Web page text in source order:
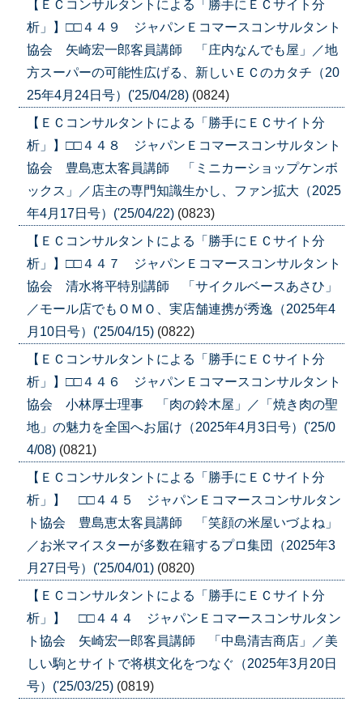
【ＥＣコンサルタントによる「勝手にＥＣサイト分
析」】□□４４９ ジャパンＥコマースコンサルタント
協会 矢崎宏一郎客員講師 「庄内なんでも屋」／地
方スーパーの可能性広げる、新しいＥＣのカタチ（20
25年4月24日号）('25/04/28) (0824)
【ＥＣコンサルタントによる「勝手にＥＣサイト分
析」】□□４４８ ジャパンＥコマースコンサルタント
協会 豊島恵太客員講師 「ミニカーショップケンボ
ックス」／店主の専門知識生かし、ファン拡大（2025
年4月17日号）('25/04/22) (0823)
【ＥＣコンサルタントによる「勝手にＥＣサイト分
析」】□□４４７ ジャパンＥコマースコンサルタント
協会 清水将平特別講師 「サイクルベースあさひ」
／モール店でもＯＭＯ、実店舗連携が秀逸（2025年4
月10日号）('25/04/15) (0822)
【ＥＣコンサルタントによる「勝手にＥＣサイト分
析」】□□４４６ ジャパンＥコマースコンサルタント
協会 小林厚士理事 「肉の鈴木屋」／「焼き肉の聖
地」の魅力を全国へお届け（2025年4月3日号）('25/0
4/08) (0821)
【ＥＣコンサルタントによる「勝手にＥＣサイト分
析」】 □□４４５ ジャパンＥコマースコンサルタン
ト協会 豊島恵太客員講師 「笑顔の米屋いづよね」
／お米マイスターが多数在籍するプロ集団（2025年3
月27日号）('25/04/01) (0820)
【ＥＣコンサルタントによる「勝手にＥＣサイト分
析」】 □□４４４ ジャパンＥコマースコンサルタン
ト協会 矢崎宏一郎客員講師 「中島清吉商店」／美
しい駒とサイトで将棋文化をつなぐ（2025年3月20日
号）('25/03/25) (0819)